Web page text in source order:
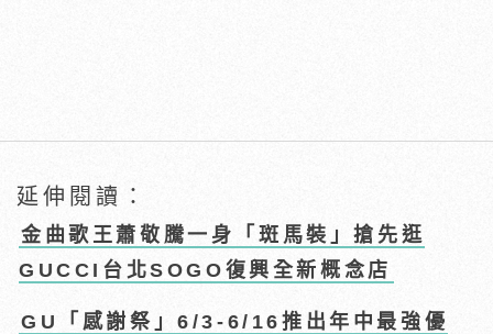
延伸閱讀：
金曲歌王蕭敬騰一身「斑馬裝」搶先逛
GUCCI台北SOGO復興全新概念店
GU「感謝祭」6/3-6/16推出年中最強優